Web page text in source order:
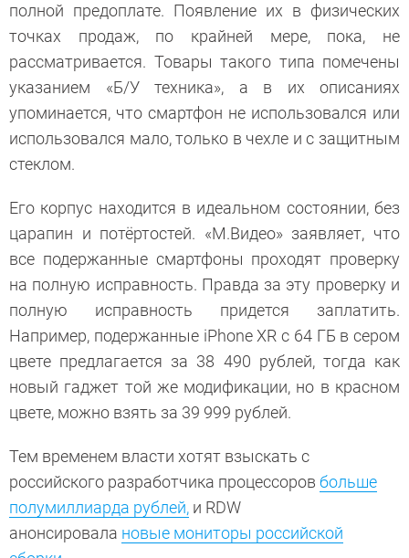
полной предоплате. Появление их в физических
точках продаж, по крайней мере, пока, не
рассматривается. Товары такого типа помечены
указанием «Б/У техника», а в их описаниях
упоминается, что смартфон не использовался или
использовался мало, только в чехле и с защитным
стеклом.
Его корпус находится в идеальном состоянии, без
царапин и потёртостей. «М.Видео» заявляет, что
все подержанные смартфоны проходят проверку
на полную исправность. Правда за эту проверку и
полную исправность придется заплатить.
Например, подержанные iPhone XR с 64 ГБ в сером
цвете предлагается за 38 490 рублей, тогда как
новый гаджет той же модификации, но в красном
цвете, можно взять за 39 999 рублей.
Тем временем власти хотят взыскать с
российского разработчика процессоров больше
полумиллиарда рублей, и RDW
анонсировала новые мониторы российской